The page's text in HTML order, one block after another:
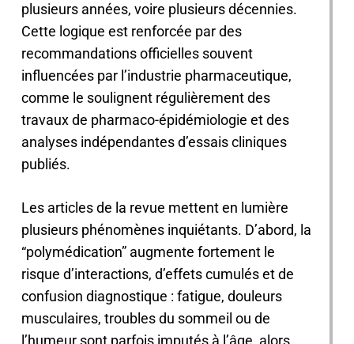
plusieurs années, voire plusieurs décennies.
Cette logique est renforcée par des
recommandations officielles souvent
influencées par l’industrie pharmaceutique,
comme le soulignent régulièrement des
travaux de pharmaco-épidémiologie et des
analyses indépendantes d’essais cliniques
publiés.
Les articles de la revue mettent en lumière
plusieurs phénomènes inquiétants. D’abord, la
“polymédication” augmente fortement le
risque d’interactions, d’effets cumulés et de
confusion diagnostique : fatigue, douleurs
musculaires, troubles du sommeil ou de
l’humeur sont parfois imputés à l’âge, alors